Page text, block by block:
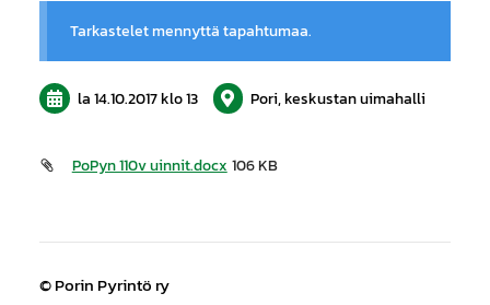
Tarkastelet mennyttä tapahtumaa.
la 14.10.2017klo 13 Pori, keskustan uimahalli
PoPyn 110v uinnit.docx 106 KB
©Porin Pyrintö ry